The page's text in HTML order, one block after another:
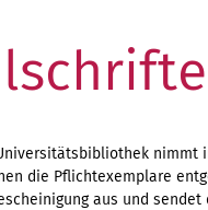
nimmt
die Pflichtexemplare
aus und